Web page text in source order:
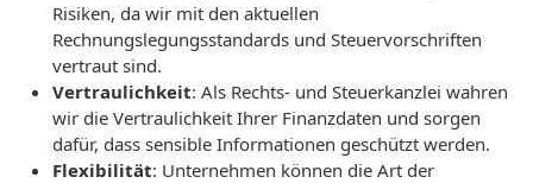
Risiken, da wir mit den aktuellen
Rechnungslegungsstandards und Steuervorschriften
vertraut sind.
Vertraulichkeit: Als Rechts- und Steuerkanzlei wahren
wir die Vertraulichkeit Ihrer Finanzdaten und sorgen
dafür, dass sensible Informationen geschützt werden.
Flexibilität: Unternehmen können die Art der